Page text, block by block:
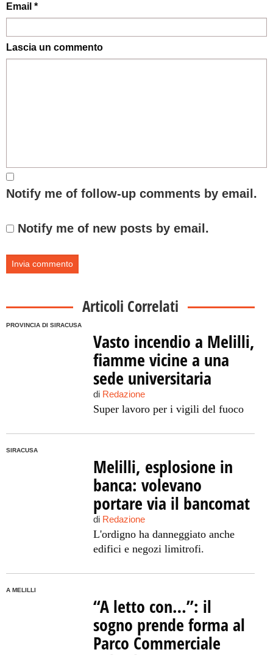
Email *
Lascia un commento
Notify me of follow-up comments by email.
Notify me of new posts by email.
Articoli Correlati
PROVINCIA DI SIRACUSA
Vasto incendio a Melilli,
fiamme vicine a una
sede universitaria
di Redazione
Super lavoro per i vigili del fuoco
SIRACUSA
Melilli, esplosione in
banca: volevano
portare via il bancomat
di Redazione
L'ordigno ha danneggiato anche
edifici e negozi limitrofi.
A MELILLI
“A letto con…”: il
sogno prende forma al
Parco Commerciale